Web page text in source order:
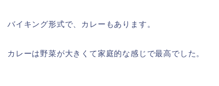
バイキング形式で、カレーもあります。
カレーは野菜が大きくて家庭的な感じで最高でした。